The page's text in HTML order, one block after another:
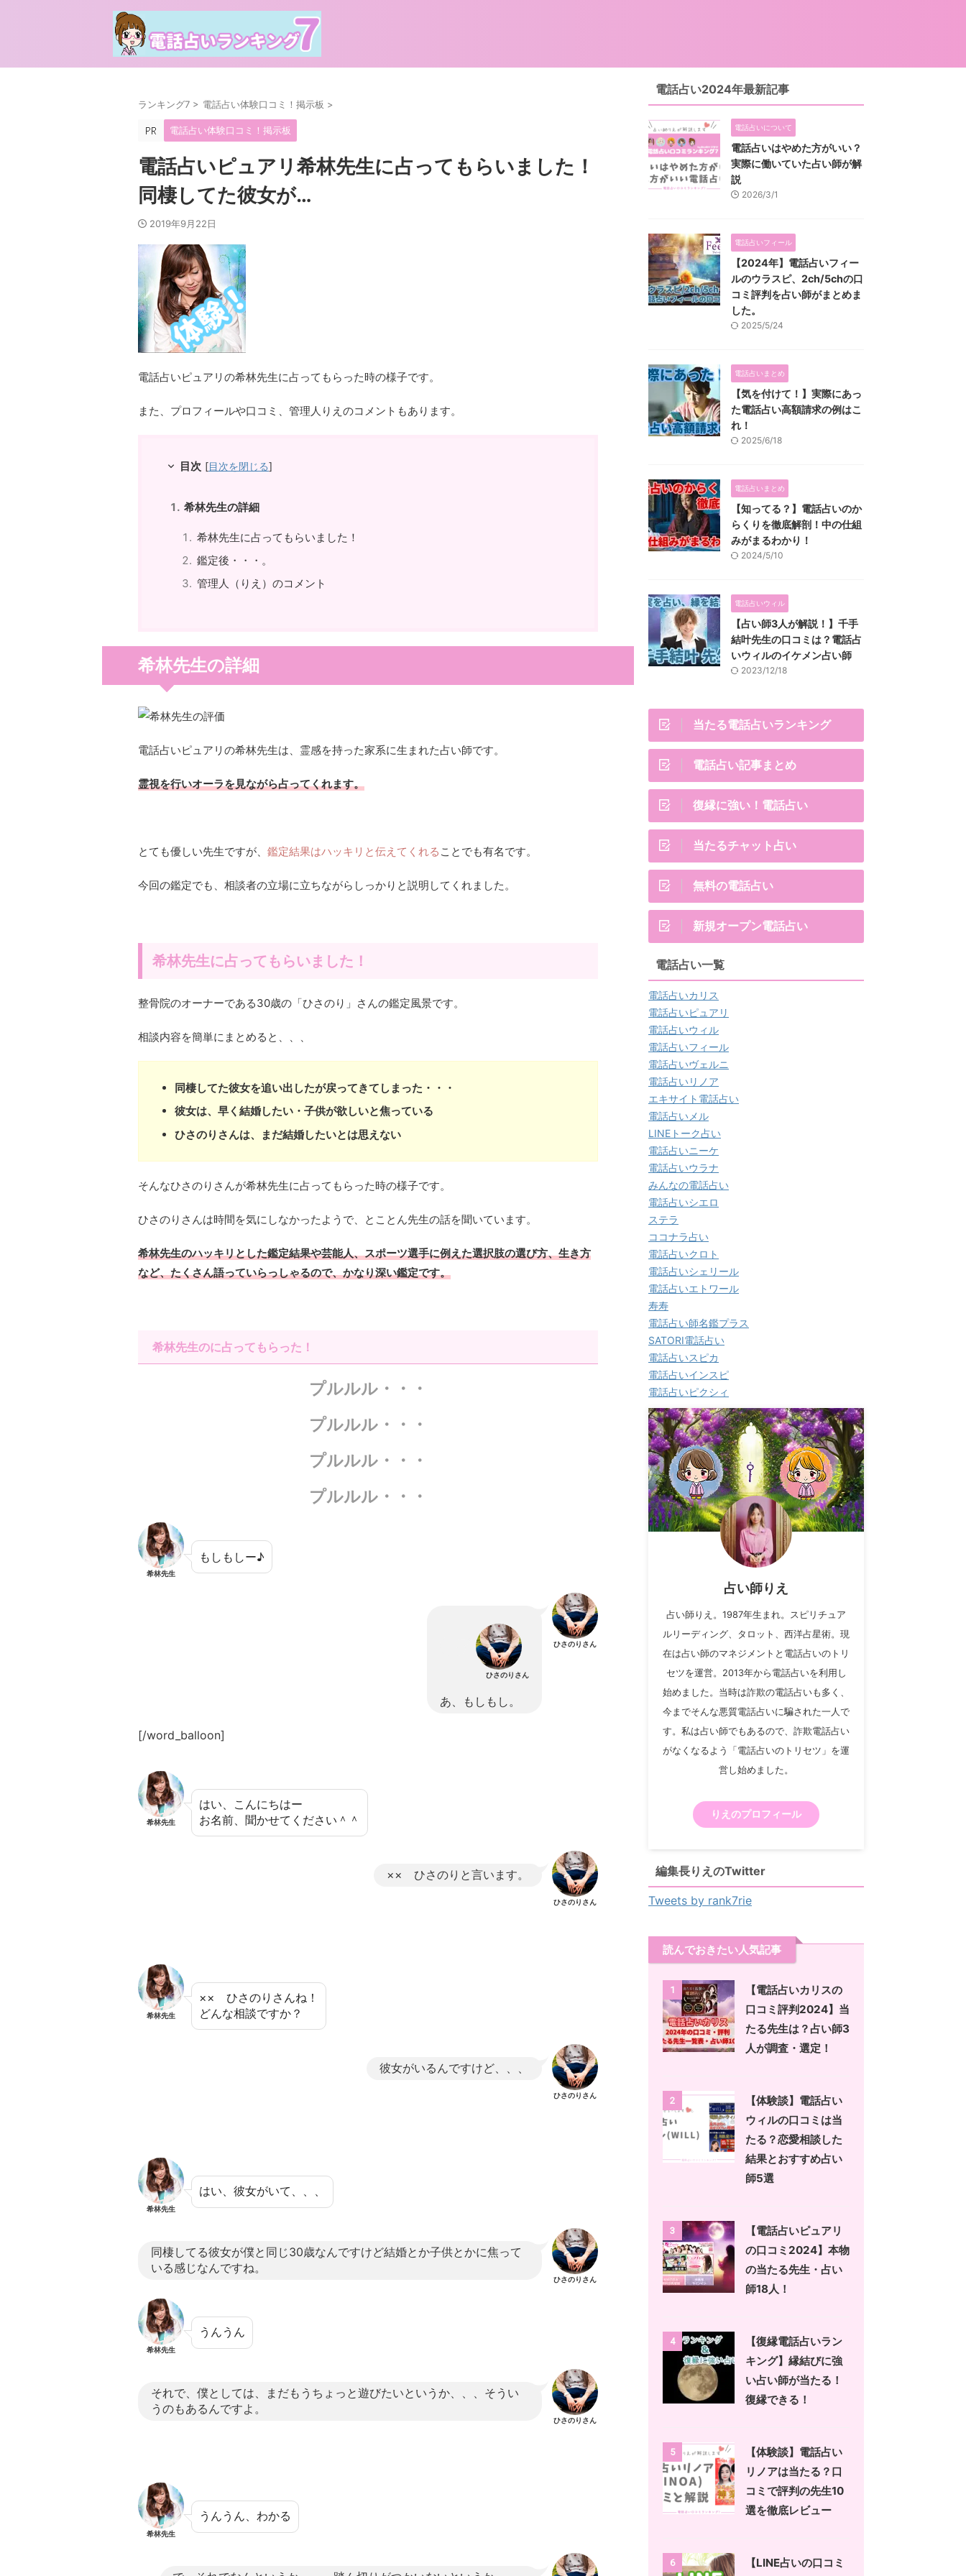
ランキング7 > 電話占い体験口コミ！掲示板 >
電話占い体験口コミ！掲示板
電話占いピュアリ希林先生に占ってもらいました！
同棲してた彼女が…
2019年9月22日
電話占いピュアリの希林先生に占ってもらった時の様子です。
また、プロフィールや口コミ、管理人りえのコメントもあります。
目次 [目次を閉じる]
希林先生の詳細
希林先生に占ってもらいました！
鑑定後・・・。
管理人（りえ）のコメント
希林先生の詳細
電話占いピュアリの希林先生は、霊感を持った家系に生まれた占い師です。
霊視を行いオーラを見ながら占ってくれます。
とても優しい先生ですが、 鑑定結果はハッキリと伝えてくれる ことでも有名です。
今回の鑑定でも、相談者の立場に立ちながらしっかりと説明してくれました。
希林先生に占ってもらいました！
整骨院のオーナーである30歳の「ひさのり」さんの鑑定風景です。
相談内容を簡単にまとめると、、、
同棲してた彼女を追い出したが戻ってきてしまった・・・
彼女は、早く結婚したい・子供が欲しいと焦っている
ひさのりさんは、まだ結婚したいとは思えない
そんなひさのりさんが希林先生に占ってもらった時の様子です。
ひさのりさんは時間を気にしなかったようで、とことん先生の話を聞いています。
希林先生のハッキリとした鑑定結果や芸能人、スポーツ選手に例えた選択肢の選び方、生き方
など、たくさん語っていらっしゃるので、かなり深い鑑定です。
希林先生のに占ってもらった！
プルルル・・・
プルルル・・・
プルルル・・・
プルルル・・・
希林先生
もしもしー♪
ひさのりさん
あ、もしもし。
ひさのりさん
[/word_balloon]
希林先生
はい、こんにちはー
お名前、聞かせてください＾＾
×× ひさのりと言います。
ひさのりさん
希林先生
×× ひさのりさんね！
どんな相談ですか？
彼女がいるんですけど、、、
ひさのりさん
希林先生
はい、彼女がいて、、、
同棲してる彼女が僕と同じ30歳なんですけど結婚とか子供とかに焦って
いる感じなんですね。
ひさのりさん
希林先生
うんうん
それで、僕としては、まだもうちょっと遊びたいというか、、、そうい
うのもあるんですよ。
ひさのりさん
希林先生
うんうん、わかる
電話占い2024年最新記事
電話占いについて
電話占いはやめた方がいい？
実際に働いていた占い師が解
説
2026/3/1
電話占いフィール
【2024年】電話占いフィー
ルのウラスピ、2ch/5chの口
コミ評判を占い師がまとめま
した。
2025/5/24
電話占いまとめ
【気を付けて！】実際にあっ
た電話占い高額請求の例はこ
れ！
2025/6/18
電話占いまとめ
【知ってる？】電話占いのか
らくりを徹底解剖！中の仕組
みがまるわかり！
2024/5/10
電話占いウィル
【占い師3人が解説！】千手
結叶先生の口コミは？電話占
いウィルのイケメン占い師
2023/12/18
当たる電話占いランキング
電話占い記事まとめ
復縁に強い！電話占い
当たるチャット占い
無料の電話占い
新規オープン電話占い
電話占い一覧
電話占いカリス
電話占いピュアリ
電話占いウィル
電話占いフィール
電話占いヴェルニ
電話占いリノア
エキサイト電話占い
電話占いメル
LINEトーク占い
電話占いニーケ
電話占いウラナ
みんなの電話占い
電話占いシエロ
ステラ
ココナラ占い
電話占いクロト
電話占いシェリール
電話占いエトワール
寿寿
電話占い師名鑑プラス
SATORI電話占い
電話占いスピカ
電話占いインスピ
電話占いピクシィ
占い師りえ
占い師りえ。1987年生まれ。スピリチュア
ルリーディング、タロット、西洋占星術。現
在は占い師のマネジメントと電話占いのトリ
セツを運営。2013年から電話占いを利用し
始めました。当時は詐欺の電話占いも多く、
今までそんな悪質電話占いに騙された一人で
す。私は占い師でもあるので、詐欺電話占い
がなくなるよう「電話占いのトリセツ」を運
営し始めました。
りえのプロフィール
編集長りえのTwitter
Tweets by rank7rie
読んでおきたい人気記事
1
【電話占いカリスの
口コミ評判2024】当
たる先生は？占い師3
人が調査・選定！
2
【体験談】電話占い
ウィルの口コミは当
たる？恋愛相談した
結果とおすすめ占い
師5選
3
【電話占いピュアリ
の口コミ2024】本物
の当たる先生・占い
師18人！
4
【復縁電話占いラン
キング】縁結びに強
い占い師が当たる！
復縁できる！
5
【体験談】電話占い
リノアは当たる？口
コミで評判の先生10
選を徹底レビュー
6
【LINE占いの口コミ